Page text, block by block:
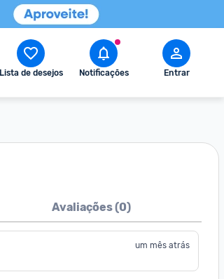
Lista de desejos Notificações Entrar
Avaliações (0)
um mês atrás